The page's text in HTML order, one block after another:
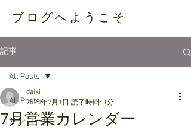
ブログへようこそ
記事
All Posts
サンコール
All Posts
7月営業カレンダー
daiki
2020年7月1日 読了時間: 1分